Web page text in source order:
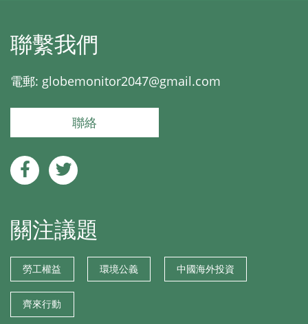
聯繫我們
電郵: globemonitor2047@gmail.com
聯絡
關注議題
勞工權益 環境公義 中國海外投資
齊來行動